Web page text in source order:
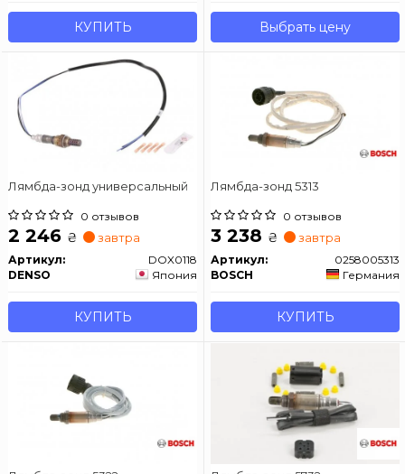
КУПИТЬ Выбрать цену
Лямбда-зонд универсальный
0 отзывов
2 246 ₴ завтра
Артикул:
DOX0118
DENSO
Япония
КУПИТЬ
Лямбда-зонд 5313
0 отзывов
3 238 ₴ завтра
Артикул:
0258005313
BOSCH
Германия
КУПИТЬ